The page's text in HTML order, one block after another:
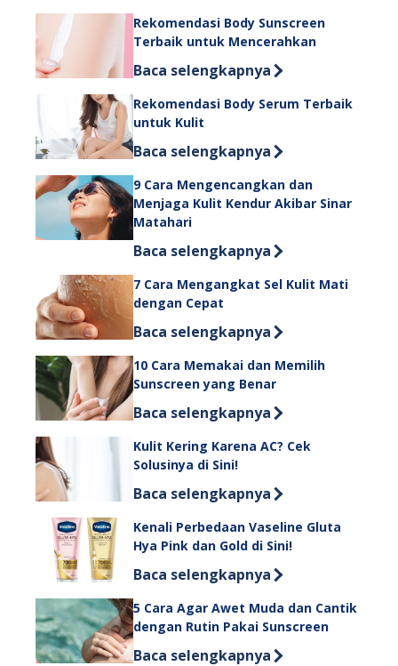
Rekomendasi Body Sunscreen
Terbaik untuk Mencerahkan
Discover more about Rekomendasi
Baca selengkapnya
Rekomendasi Body Serum Terbaik
untuk Kulit
Discover more about Rekomendasi
Baca selengkapnya
9 Cara Mengencangkan dan
Menjaga Kulit Kendur Akibar Sinar
Matahari
Discover more about 9 Cara
Baca selengkapnya
7 Cara Mengangkat Sel Kulit Mati
dengan Cepat
Discover more about 7 Cara
Baca selengkapnya
10 Cara Memakai dan Memilih
Sunscreen yang Benar
Discover more about 10 Cara
Baca selengkapnya
Kulit Kering Karena AC? Cek
Solusinya di Sini!
Discover more about Kulit Kering
Baca selengkapnya
Kenali Perbedaan Vaseline Gluta
Hya Pink dan Gold di Sini!
Discover more about Kenali
Baca selengkapnya
5 Cara Agar Awet Muda dan Cantik
dengan Rutin Pakai Sunscreen
Discover more about 5 Cara Agar
Baca selengkapnya